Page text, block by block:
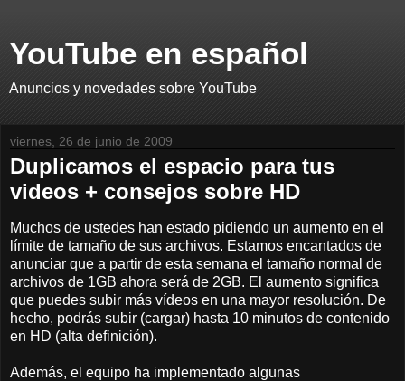
YouTube en español
Anuncios y novedades sobre YouTube
viernes, 26 de junio de 2009
Duplicamos el espacio para tus
videos + consejos sobre HD
Muchos de ustedes han estado pidiendo un aumento en el
límite de tamaño de sus archivos. Estamos encantados de
anunciar que a partir de esta semana el tamaño normal de
archivos de 1GB ahora será de 2GB. El aumento significa
que puedes subir más vídeos en una mayor resolución. De
hecho, podrás subir (cargar) hasta 10 minutos de contenido
en HD (alta definición).
Además, el equipo ha implementado algunas